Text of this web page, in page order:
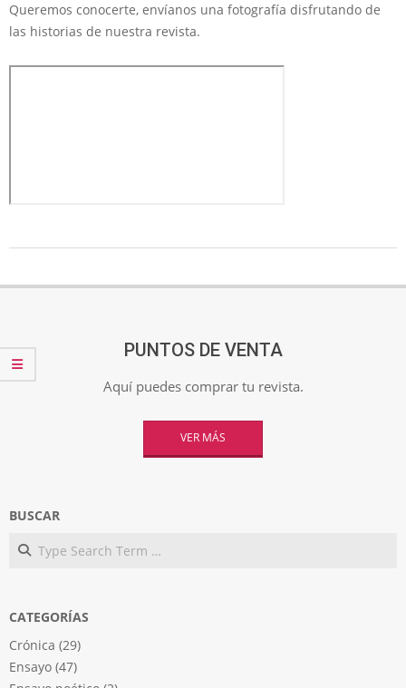
Queremos conocerte, envíanos una fotografía disfrutando de
las historias de nuestra revista.
PUNTOS DE VENTA
Aquí puedes comprar tu revista.
VER MÁS
BUSCAR
Search
CATEGORÍAS
Crónica (29)
Ensayo (47)